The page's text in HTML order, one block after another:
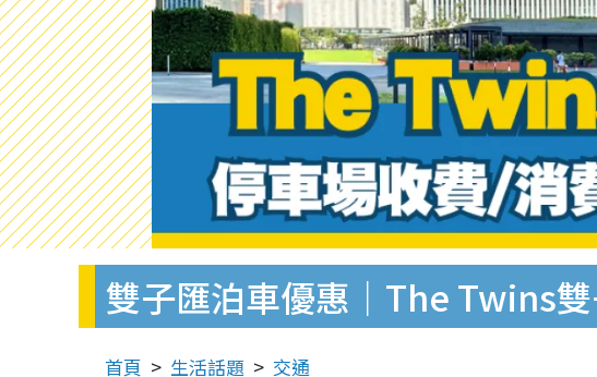
雙子匯泊車優惠｜The Twins
首頁 生活話題 交通